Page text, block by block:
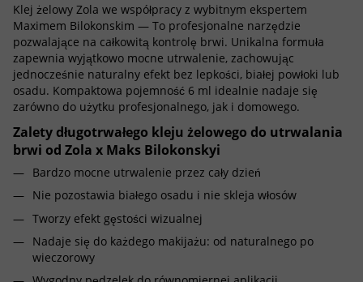
Klej żelowy Zola we współpracy z wybitnym ekspertem
Maximem Bilokonskim — To profesjonalne narzędzie
pozwalające na całkowitą kontrolę brwi. Unikalna formuła
zapewnia wyjątkowo mocne utrwalenie, zachowując
jednocześnie naturalny efekt bez lepkości, białej powłoki lub
osadu. Kompaktowa pojemność 6 ml idealnie nadaje się
zarówno do użytku profesjonalnego, jak i domowego.
Zalety długotrwałego kleju żelowego do utrwalania
brwi od Zola x Maks Bilokonskyi
Bardzo mocne utrwalenie przez cały dzień
Nie pozostawia białego osadu i nie skleja włosów
Tworzy efekt gęstości wizualnej
Nadaje się do każdego makijażu: od naturalnego po
wieczorowy